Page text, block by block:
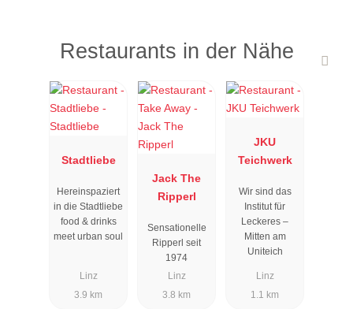
Restaurants in der Nähe
Stadtliebe
Hereinspaziert
in die Stadtliebe
food & drinks
meet urban soul
Linz
3.9 km
Jack The
Ripperl
Sensationelle
Ripperl seit
1974
Linz
3.8 km
JKU
Teichwerk
Wir sind das
Institut für
Leckeres –
Mitten am
Uniteich
Linz
1.1 km